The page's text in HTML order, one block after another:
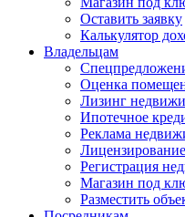
Оставить заявку
Калькулятор
Владельцам
Оценка
Лизинг
Ипотечное
Реклама
Лицензирование
Регистрация
Магазин под
Разместить